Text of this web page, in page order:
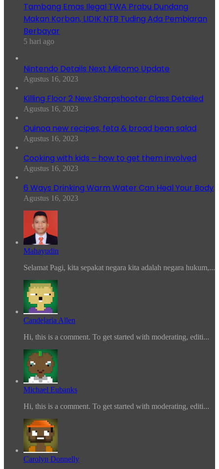
Tambang Emas Ilegal TWA Prabu Dundang
Makan Korban, LIDIK NTB Tuding Ada Pembiaran
Berbayar
5 hari ago
Nintendo Details Next Miitomo Update
Agustus 16, 2023
Killing Floor 2 New Sharpshooter Class Detailed
Agustus 16, 2023
Quinoa new recipes, feta & broad bean salad
Agustus 16, 2023
Cooking with kids – how to get them involved
Agustus 16, 2023
6 Ways Drinking Warm Water Can Heal Your Body
Agustus 16, 2023
Mahayudin
Selamat Pagi, kita sepakat negara kita adalah negara hukum,...
Candelaria Allen
Hi, this is a comment. To get started with moderating, editi...
Michael Eubanks
Hi, this is a comment. To get started with moderating, editi...
Carolyn Donnelly